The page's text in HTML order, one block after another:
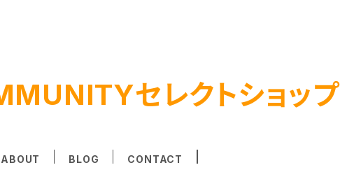
セレクトショップ
ABOUT BLOG CONTACT